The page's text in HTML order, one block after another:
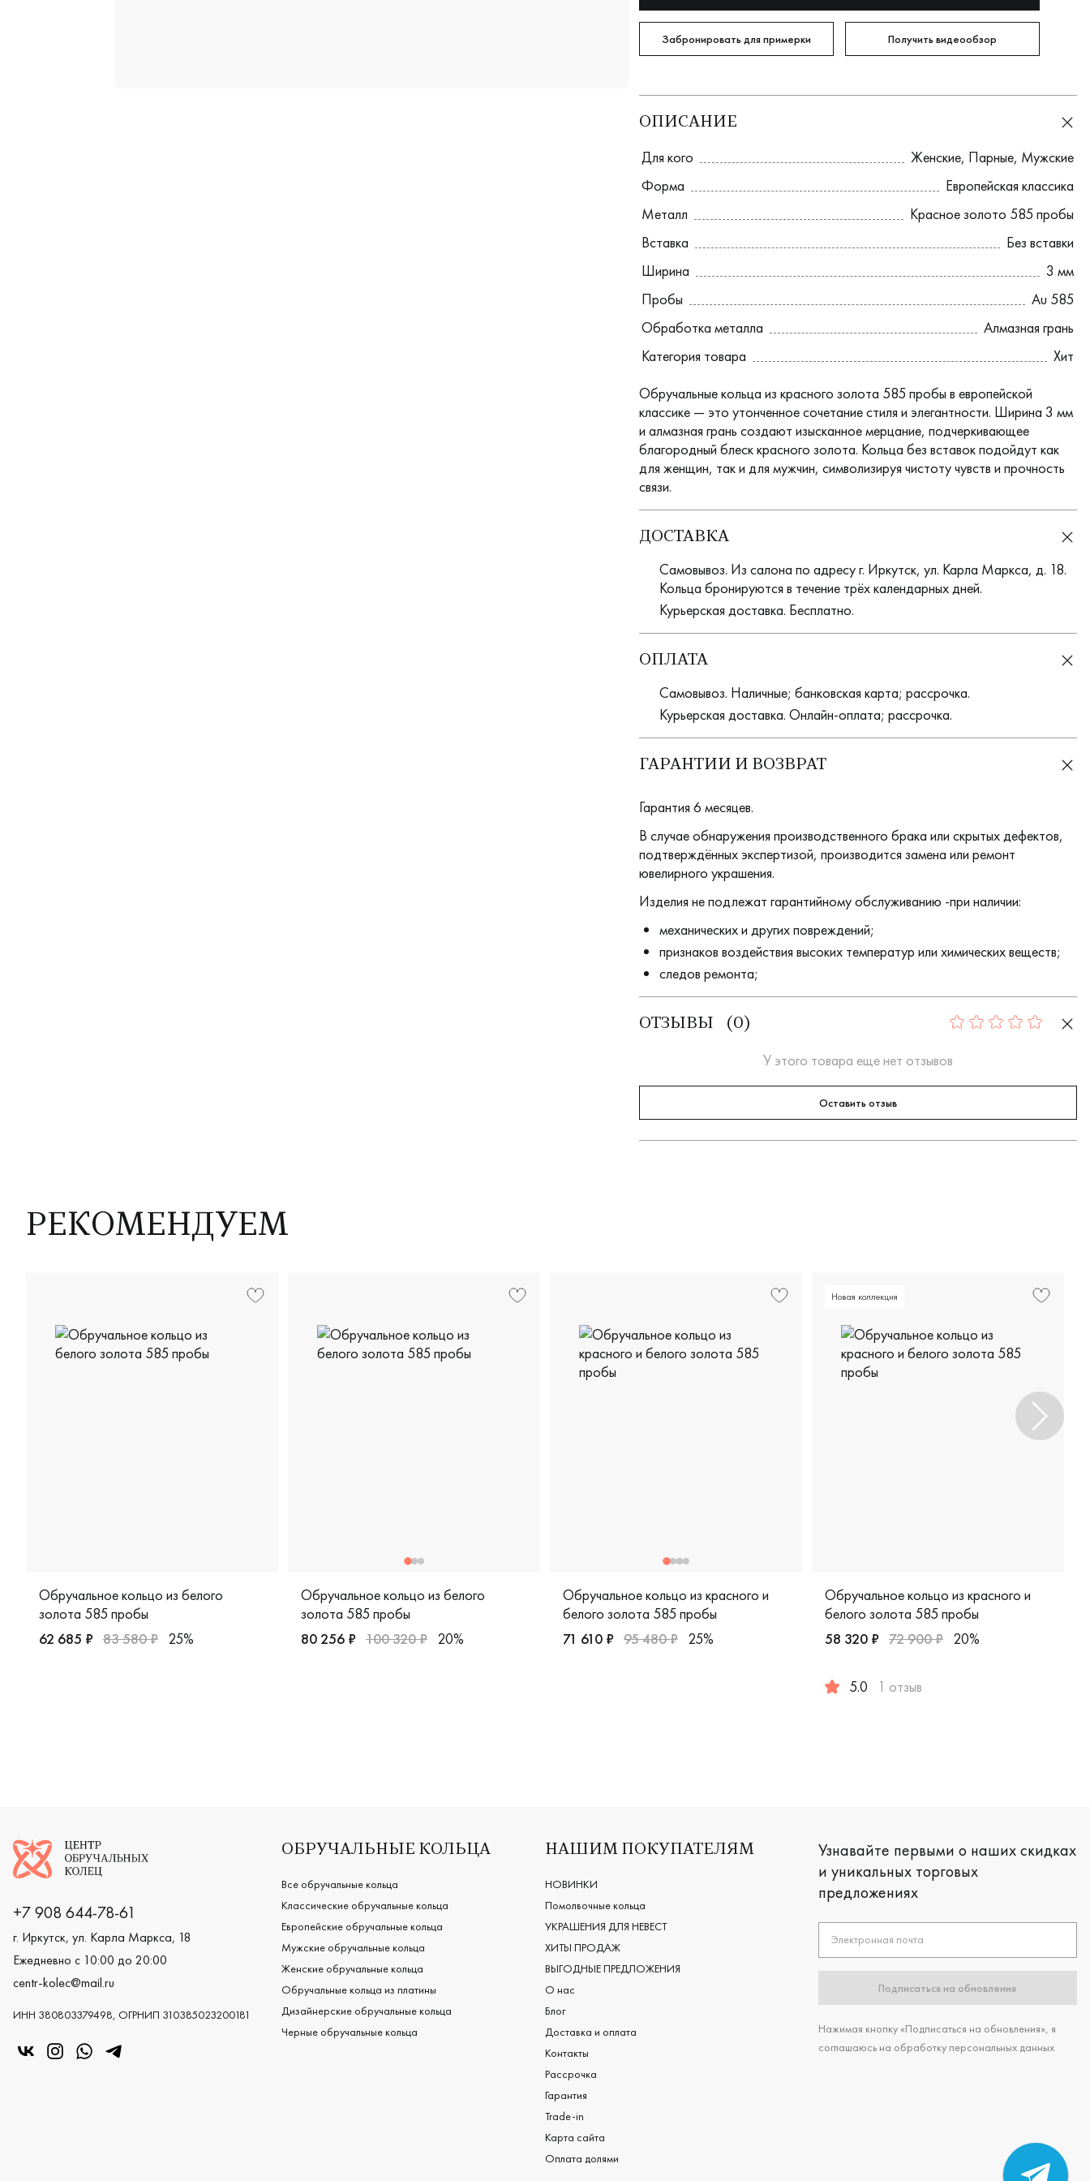
Забронировать для примерки Получить видеообзор
ОПИСАНИЕ
Для кого Женские, Парные, Мужские
Форма
Европейская классика
Металл
Красное золото 585 пробы
Вставка
Без вставки
Ширина
3 мм
Пробы
Au 585
Обработка металла
Алмазная грань
Категория товара
Хит
Обручальные кольца из красного золота 585 пробы в европейской
классике — это утонченное сочетание стиля и элегантности. Ширина 3 мм
и алмазная грань создают изысканное мерцание, подчеркивающее
благородный блеск красного золота. Кольца без вставок подойдут как
для женщин, так и для мужчин, символизируя чистоту чувств и прочность
связи.
ДОСТАВКА
Самовывоз. Из салона по адресу г. Иркутск, ул. Карла Маркса, д. 18.
Кольца бронируются в течение трёх календарных дней.
Курьерская доставка. Бесплатно.
ОПЛАТА
Самовывоз. Наличные; банковская карта; рассрочка.
Курьерская доставка. Онлайн-оплата; рассрочка.
ГАРАНТИИ И ВОЗВРАТ
Гарантия 6 месяцев.
В случае обнаружения производственного брака или скрытых дефектов,
подтверждённых экспертизой, производится замена или ремонт
ювелирного украшения.
Изделия не подлежат гарантийному обслуживанию -при наличии:
механических и других повреждений;
признаков воздействия высоких температур или химических веществ;
следов ремонта;
ОТЗЫВЫ ( 0 ) 0
У этого товара еще нет отзывов
Оставить отзыв
РЕКОМЕНДУЕМ
Обручальное кольцо из белого
золота 585 пробы
62 685 ₽ 83 580 ₽ 25%
Обручальное кольцо из белого
золота 585 пробы
80 256 ₽ 100 320 ₽ 20%
Обручальное кольцо из красного и
белого золота 585 пробы
Женские, мужские, парные, красное и белое золото 585 пробы, дизайнерская, 951-110
71 610 ₽ 95 480 ₽ 25%
Новая коллекция
Обручальное кольцо из красного и
белого золота 585 пробы
58 320 ₽ 72 900 ₽ 20%
5.0 1 отзыв
Логотип компании
+7 908 644-78-61
г. Иркутск, ул. Карла Маркса, 18
Ежедневно с 10:00 до 20:00
centr-kolec@mail.ru
ИНН 380803379498, ОГРНИП 310385023200181
«Центр колец» в VK
«Центр колец» в Instagram
«Центр колец» в Whatsapp
«Центр колец» в Telegram
ОБРУЧАЛЬНЫЕ КОЛЬЦА
Все обручальные кольца
Классические обручальные кольца
Европейские обручальные кольца
Мужские обручальные кольца
Женские обручальные кольца
Обручальные кольца из платины
Дизайнерские обручальные кольца
Черные обручальные кольца
НАШИМ ПОКУПАТЕЛЯМ
НОВИНКИ
Помолвочные кольца
УКРАШЕНИЯ ДЛЯ НЕВЕСТ
ХИТЫ ПРОДАЖ
ВЫГОДНЫЕ ПРЕДЛОЖЕНИЯ
О нас
Блог
Доставка и оплата
Контакты
Рассрочка
Гарантия
Trade-in
Карта сайта
Оплата долями
Узнавайте первыми о наших скидках
и уникальных торговых
предложениях
Электронная почта
Подписаться на обновления
Нажимая кнопку «Подписаться на обновления», я
соглашаюсь на обработку персональных данных